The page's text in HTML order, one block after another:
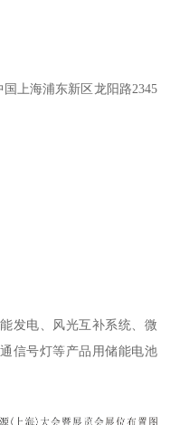
上海浦东新区龙阳路2345
发电、风光互补系统、微
信号灯等产品用储能电池